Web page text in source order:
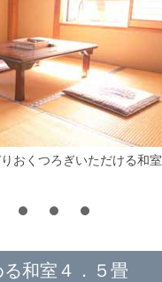
りおくつろぎいただける和室
る和室４．５畳